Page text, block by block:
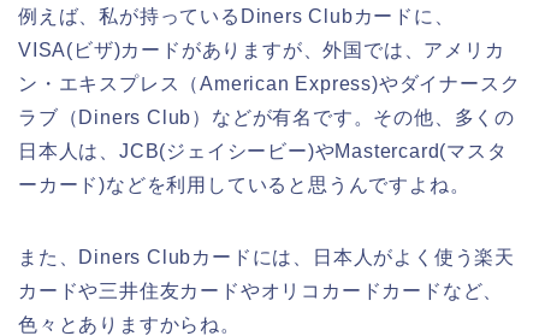
例えば、私が持っているDiners Clubカードに、
VISA(ビザ)カードがありますが、外国では、アメリカ
ン・エキスプレス（American Express)やダイナースク
ラブ（Diners Club）などが有名です。その他、多くの
日本人は、JCB(ジェイシービー)やMastercard(マスタ
ーカード)などを利用していると思うんですよね。
また、Diners Clubカードには、日本人がよく使う楽天
カードや三井住友カードやオリコカードカードなど、
色々とありますからね。